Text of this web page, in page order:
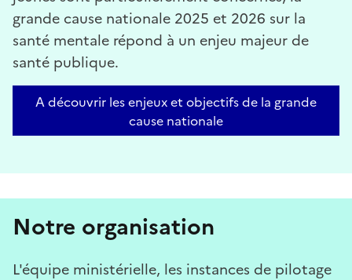
grande cause nationale 2025 et 2026 sur la
santé mentale répond à un enjeu majeur de
santé publique.
A découvrir les enjeux et objectifs de la grande
cause nationale
Notre organisation
L'équipe ministérielle, les instances de pilotage